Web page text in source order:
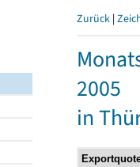
Zurück |
2005
in